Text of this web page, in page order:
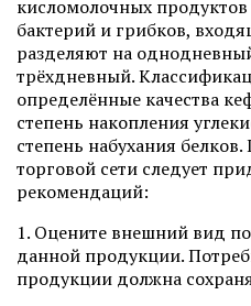
кисломолочных
бактерий и грибков,
разделяют на
трёхдневный.
определённые качества
степень накопления
степень набухания
торговой сети следует
рекомендаций:
1. Оцените внешний вид
данной продукции.
продукции должна